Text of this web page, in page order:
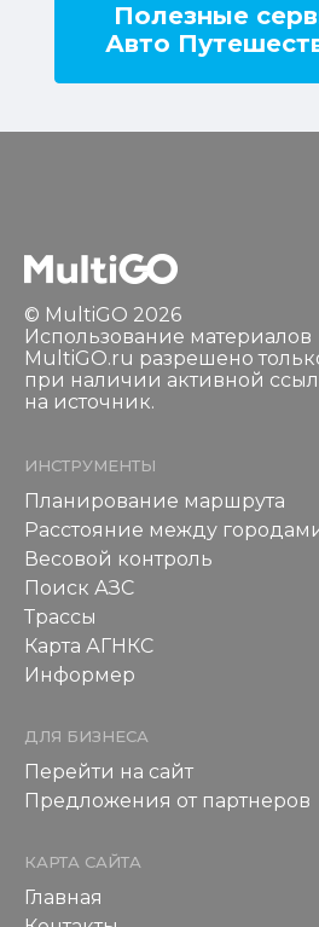
Полезные
Авто
© MultiGO 2026
Использование материалов
MultiGO.ru разрешено
при наличии активной
на источник.
ИНСТРУМЕНТЫ
Планирование маршрута
Расстояние между
Весовой контроль
Поиск АЗС
Трассы
Карта АГНКС
Информер
ДЛЯ БИЗНЕСА
Перейти на сайт
Предложения от партнеров
КАРТА САЙТА
Главная